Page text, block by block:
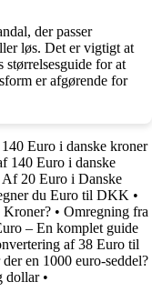
der passer
løs. Det er vigtigt at
for at
er afgørende for
Euro i danske kroner
140 Euro i danske
20 Euro i Danske
du Euro til DKK •
• Omregning fra
– En komplet guide
af 38 Euro til
en 1000 euro-seddel?
dollar•